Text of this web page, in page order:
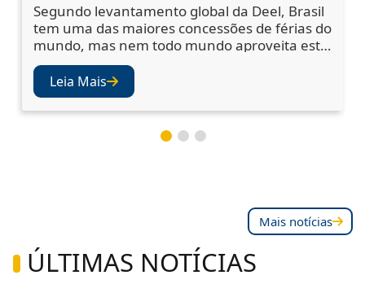
Segundo levantamento global da Deel, Brasil
tem uma das maiores concessões de férias do
mundo, mas nem todo mundo aproveita este
benefício na íntegra Uma pesquisa da
plataforma de recursos humanos Deel,
conduzida em parceria com a a16z em mais
de 150 países, revelou que o Brasil é o
segundo país que mais concede férias no
mundo, atrás apenas da França. Contudo, só
Leia Mais
Mais notícias
ÚLTIMAS NOTÍCIAS